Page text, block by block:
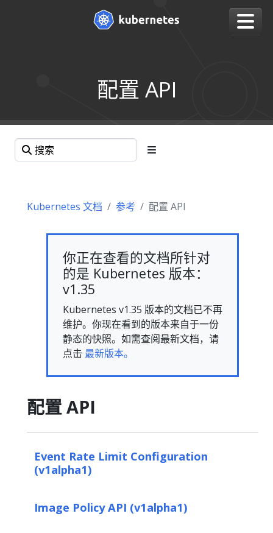
配置 API
Kubernetes 文档 参考 配置 API
你正在查看的文档所针对
的是 Kubernetes 版本：
v1.35
Kubernetes v1.35 版本的文档已不再
维护。你现在看到的版本来自于一份
静态的快照。如需查阅最新文档，请
点击 最新版本。
配置 API
Event Rate Limit Configuration
(v1alpha1)
Image Policy API (v1alpha1)